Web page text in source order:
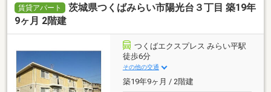
賃貸アパート
茨城県つくばみらい市陽光台３丁目 築19年
9ヶ月 2階建
つくばエクスプレス みらい平駅
徒歩6分
その他の交通
築19年9ヶ月 / 2階建